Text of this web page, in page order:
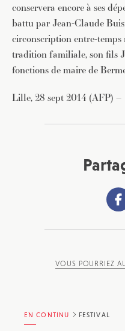
conservera encore à ses
battu par Jean-Claude
circonscription entre-temps
tradition familiale, son fils
fonctions de maire de
Lille, 28 sept 2014 (AFP) –
VOUS POURRIEZ
EN CONTINU FESTIVAL